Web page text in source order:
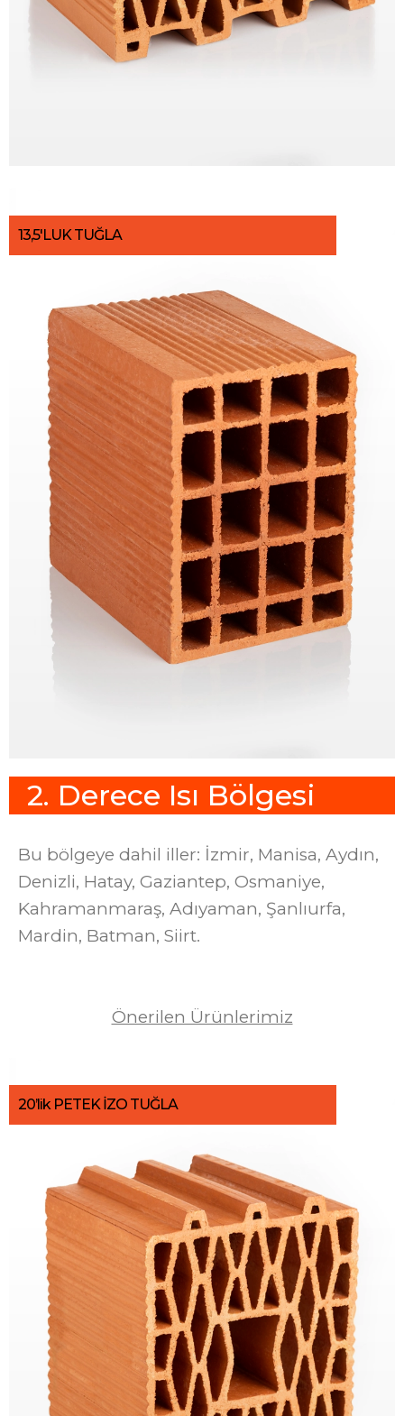
13,5'LUK TUĞLA
2. Derece Isı Bölgesi
Bu bölgeye dahil iller: İzmir, Manisa, Aydın,
Denizli, Hatay, Gaziantep, Osmaniye,
Kahramanmaraş, Adıyaman, Şanlıurfa,
Mardin, Batman, Siirt.
Önerilen Ürünlerimiz
20’lik PETEK İZO TUĞLA